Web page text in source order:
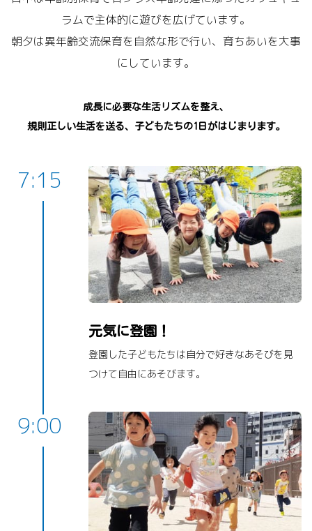
ラムで主体的に遊びを広げています。
朝夕は異年齢交流保育を自然な形で行い、育ちあいを大事
にしています。
成長に必要な生活リズムを整え、
規則正しい生活を送る、子どもたちの1日がはじまります。
7:15
元気に登園！
登園した子どもたちは自分で好きなあそびを見
つけて自由にあそびます。
9:00